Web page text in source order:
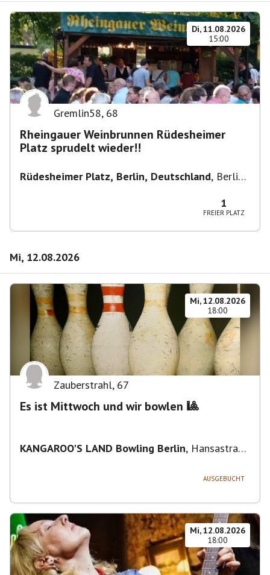
Di, 11.08.2026
15:00
Gremlin58, 68
Rheingauer Weinbrunnen Rüdesheimer
Platz sprudelt wieder!!
Rüdesheimer Platz, Berlin, Deutschland, Berlin-
1
FREIER PLATZ
Mi, 12.08.2026
Mi, 12.08.2026
18:00
Zauberstrahl, 67
Es ist Mittwoch und wir bowlen 🎱
KANGAROO'S LAND Bowling Berlin, Hansastraße
AUSGEBUCHT
Mi, 12.08.2026
18:00